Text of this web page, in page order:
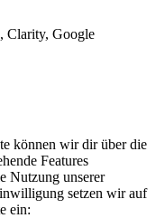
Clarity, Google
können wir dir über die
Features
Nutzung unserer
setzen wir auf
ein: